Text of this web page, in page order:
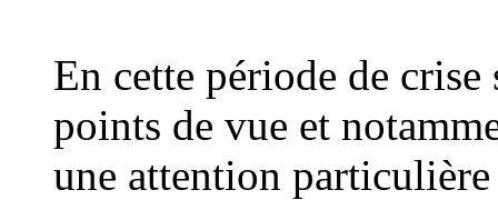
En cette période de
points de vue et
une attention